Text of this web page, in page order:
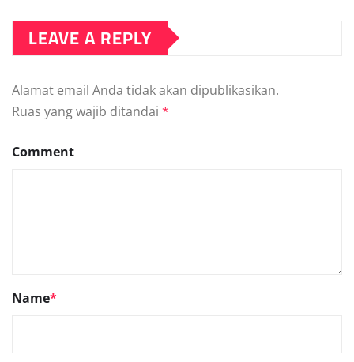
LEAVE A REPLY
Alamat email Anda tidak akan dipublikasikan.
Ruas yang wajib ditandai *
Comment
Name*